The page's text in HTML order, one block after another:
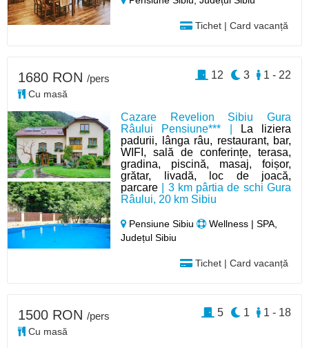
Tichet | Card vacanță
Cazare Revelion Sibiu Gura
Râului Pensiune*** |
La liziera
padurii, lânga râu, restaurant, bar,
WIFI, sală de conferințe, terasa,
gradina, piscină, masaj, foișor,
grătar, livadă, loc de joacă,
parcare | 3 km pârtia de schi Gura
Râului, 20 km Sibiu
Pensiune Sibiu
Wellness | SPA,
Județul Sibiu
Tichet | Card vacanță
1680 RON /pers
Cu masă
1 - 22
3
12
1500 RON /pers
Cu masă
1 - 18
1
5